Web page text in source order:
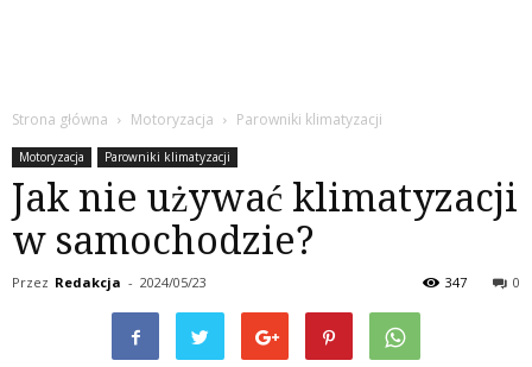
Strona główna Motoryzacja Parowniki klimatyzacji
Motoryzacja Parowniki klimatyzacji
Jak nie używać klimatyzacji
w samochodzie?
Przez Redakcja - 2024/05/23 0
347